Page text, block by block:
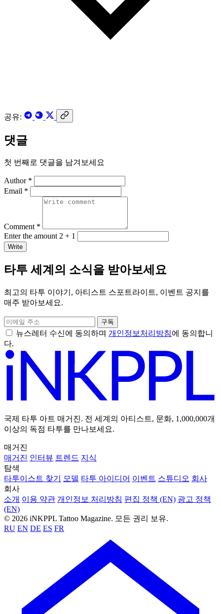
공유:
댓글
첫 번째로 댓글을 남겨보세요
Author *
Email *
Comment *
Enter the amount 2 + 1
Write
타투 세계의 소식을 받아보세요
최고의 타투 이야기, 아티스트 스포트라이트, 이벤트 공지를
매주 받아보세요.
구독
뉴스레터 수신에 동의하며 개인정보처리방침에 동의합니
다.
국제 타투 아트 매거진. 전 세계의 아티스트, 문화, 1,000,000개
이상의 독점 타투를 만나보세요.
매거진
매거진 인터뷰 트렌드 지식
탐색
타투이스트 찾기
모델 타투 아이디어 이벤트 스튜디오 회사
회사
소개 이용 약관 개인정보 처리방침 편집 정책 (EN) 광고 정책
(EN)
© 2026 iNKPPL Tattoo Magazine. 모든 권리 보유.
RU EN DE ES FR